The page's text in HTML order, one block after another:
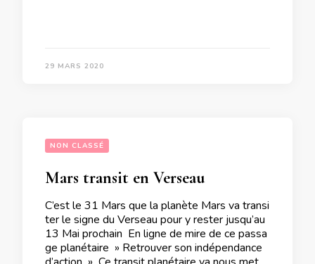
29 MARS 2020
NON CLASSÉ
Mars transit en Verseau
C’est le 31 Mars que la planète Mars va transi
ter le signe du Verseau pour y rester jusqu’au
13 Mai prochain En ligne de mire de ce passa
ge planétaire » Retrouver son indépendance